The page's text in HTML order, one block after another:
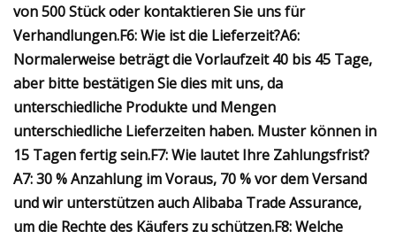
von 500 Stück oder kontaktieren Sie uns für
Verhandlungen.F6: Wie ist die Lieferzeit?A6:
Normalerweise beträgt die Vorlaufzeit 40 bis 45 Tage,
aber bitte bestätigen Sie dies mit uns, da
unterschiedliche Produkte und Mengen
unterschiedliche Lieferzeiten haben. Muster können in
15 Tagen fertig sein.F7: Wie lautet Ihre Zahlungsfrist?
A7: 30 % Anzahlung im Voraus, 70 % vor dem Versand
und wir unterstützen auch Alibaba Trade Assurance,
um die Rechte des Käufers zu schützen.F8: Welche